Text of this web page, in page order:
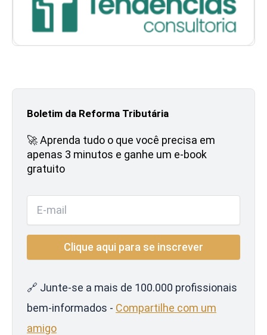
Boletim da Reforma Tributária
🚀 Aprenda tudo o que você precisa em
apenas 3 minutos e ganhe um e-book
gratuito
🔗 Junte-se a mais de 100.000 profissionais
bem-informados - Compartilhe com um
amigo